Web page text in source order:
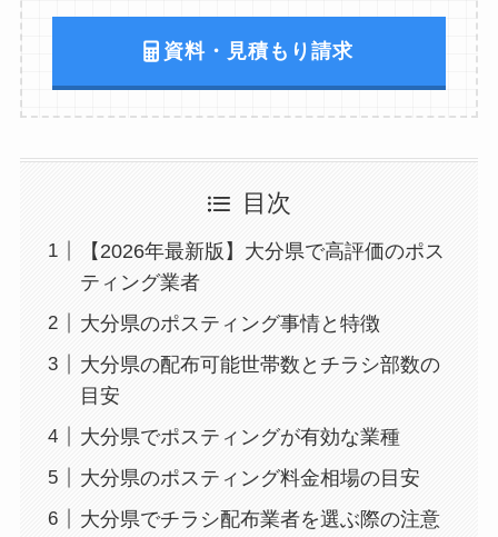
資料・見積もり請求
目次
【2026年最新版】大分県で高評価のポス
ティング業者
大分県のポスティング事情と特徴
大分県の配布可能世帯数とチラシ部数の
目安
大分県でポスティングが有効な業種
大分県のポスティング料金相場の目安
大分県でチラシ配布業者を選ぶ際の注意